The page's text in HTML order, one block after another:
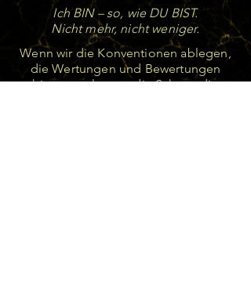
Ich BIN – so, wie DU BIST.
Nicht mehr, nicht weniger.
Wenn wir die Konventionen ablegen,
die Wertungen und Bewertungen
hinter uns lassen, die Scham, die